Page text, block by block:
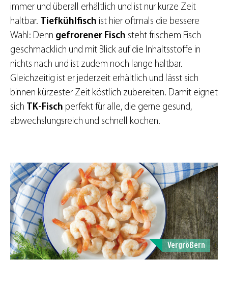
immer und überall erhältlich und ist nur kurze Zeit
haltbar. Tiefkühlfisch ist hier oftmals die bessere
Wahl: Denn gefrorener Fisch steht frischem Fisch
geschmacklich und mit Blick auf die Inhaltsstoffe in
nichts nach und ist zudem noch lange haltbar.
Gleichzeitig ist er jederzeit erhältlich und lässt sich
binnen kürzester Zeit köstlich zubereiten. Damit eignet
sich TK-Fisch perfekt für alle, die gerne gesund,
abwechslungsreich und schnell kochen.
Vergrößern